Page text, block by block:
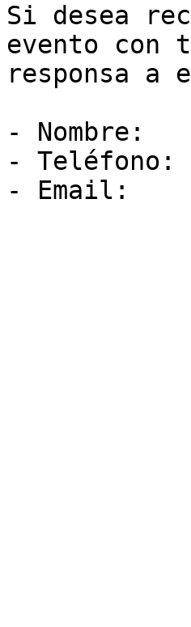
Si desea
evento con
responsa a
- Nombre:
- Teléfono:
- Email: